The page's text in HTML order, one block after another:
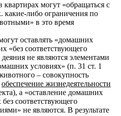
квартирах могут «обращаться с
либо ограничения по
в это время
оставлять «домашних
«без соответствующего
не являются элементами
условиях» (п. 31 ст. 1
– совокупность
обеспечение жизнедеятельности
а «оставление домашних
соответствующего
не являются. В результате